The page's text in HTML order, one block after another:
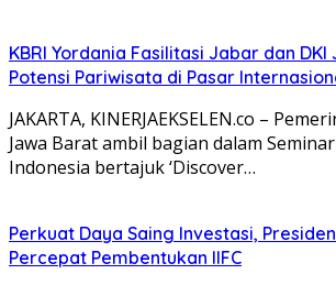
KBRI Yordania Fasilitasi Jabar dan
Potensi Pariwisata di Pasar
JAKARTA, KINERJAEKSELEN.co –
Jawa Barat ambil bagian dalam
Indonesia bertajuk ‘Discover…
Perkuat Daya Saing Investasi,
Percepat Pembentukan IIFC